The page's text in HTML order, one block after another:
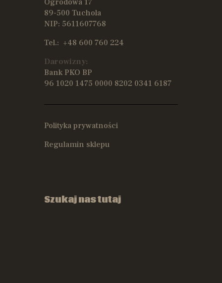
Ogrodowa 17
89-500 Tuchola
NIP: 5611607768
Tel.: +48 600 760 224
Darowizny:
Bank PKO BP
96 1020 1475 0000 8202 0341 6187
Polityka prywatności
Regulamin sklepu
Szukaj nas tutaj